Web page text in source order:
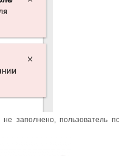
заполнено, пользователь